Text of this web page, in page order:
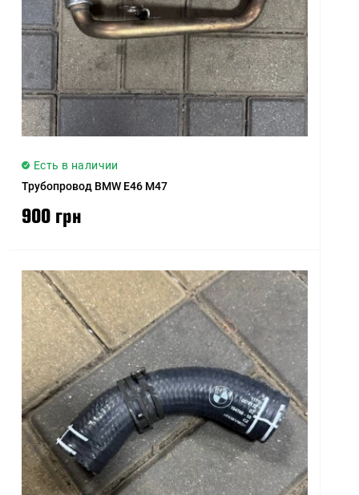
Есть в наличии
Трубопровод BMW E46 M47
900 грн